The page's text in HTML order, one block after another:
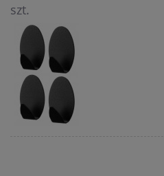
szt.